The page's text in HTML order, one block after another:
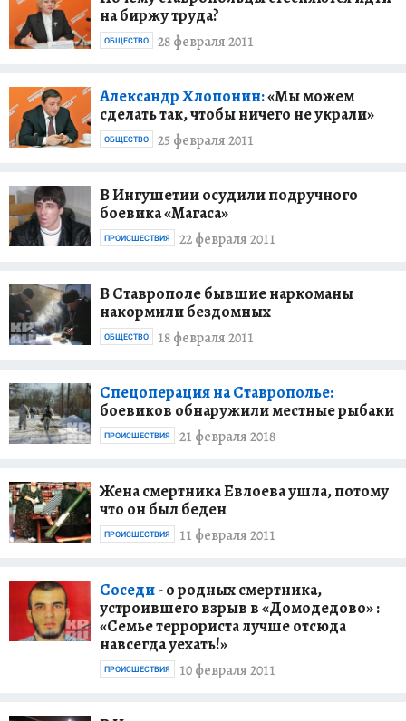
на биржу труда?
28 февраля 2011
ОБЩЕСТВО
Александр Хлопонин:«Мы можем
сделать так, чтобы ничего не украли»
25 февраля 2011
ОБЩЕСТВО
В Ингушетии осудили подручного
боевика «Магаса»
22 февраля 2011
ПРОИСШЕСТВИЯ
В Ставрополе бывшие наркоманы
накормили бездомных
18 февраля 2011
ОБЩЕСТВО
Спецоперация на Ставрополье:
боевиков обнаружили местные рыбаки
21 февраля 2018
ПРОИСШЕСТВИЯ
Жена смертника Евлоева ушла, потому
что он был беден
11 февраля 2011
ПРОИСШЕСТВИЯ
Соседи- о родных смертника,
устроившего взрыв в «Домодедово» :
«Семье террориста лучше отсюда
навсегда уехать!»
10 февраля 2011
ПРОИСШЕСТВИЯ